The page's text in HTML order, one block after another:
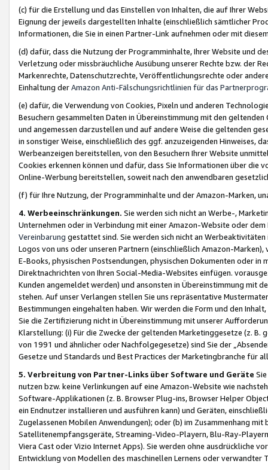
(c) für die Erstellung und das Einstellen von Inhalten, die auf Ihrer
Eignung der jeweils dargestellten Inhalte (einschließlich sämtlicher
Informationen, die Sie in einen Partner-Link aufnehmen oder mit
(d) dafür, dass die Nutzung der Programminhalte, Ihrer Website und
Verletzung oder missbräuchliche Ausübung unserer Rechte bzw. der
Markenrechte, Datenschutzrechte, Veröffentlichungsrechte oder
Einhaltung derAmazon Anti-Fälschungsrichtlinien für das
(e) dafür, die Verwendung von Cookies, Pixeln und anderen
Besuchern gesammelten Daten in Übereinstimmung mit den
und angemessen darzustellen und auf andere Weise die geltenden
in sonstiger Weise, einschließlich des ggf. anzuzeigenden Hinweises,
Werbeanzeigen bereitstellen, von den Besuchern Ihrer Website
Cookies erkennen können und dafür, dass Sie Informationen über die
Online-Werbung bereitstellen, soweit nach den anwendbaren
(f) für Ihre Nutzung, der Programminhalte und der Amazon-Marken,
4. Werbeeinschränkungen. Sie werden sich nicht an Werbe-,
Unternehmen oder in Verbindung mit einer Amazon-Website oder
Vereinbarung gestattet sind. Sie werden sich nicht an
Logos von uns oder unseren Partnern (einschließlich Amazon-
E-Books, physischen Postsendungen, physischen Dokumenten oder in
Direktnachrichten von Ihren Social-Media-Websites einfügen.
Kunden angemeldet werden) und ansonsten in Übereinstimmung mit
stehen. Auf unser Verlangen stellen Sie uns repräsentative
Bestimmungen eingehalten haben. Wir werden die Form und den
Sie die Zertifizierung nicht in Übereinstimmung mit unserer
Klarstellung: (i) Für die Zwecke der geltenden Marketinggesetze (z. B.
von 1991 und ähnlicher oder Nachfolgegesetze) sind Sie der
Gesetze und Standards und Best Practices der Marketingbranche für
5. Verbreitung von Partner-Links über Software und Geräte
nutzen bzw. keine Verlinkungen auf eine Amazon-Website wie
Software-Applikationen (z. B. Browser Plug-ins, Browser Helper
ein Endnutzer installieren und ausführen kann) und Geräten,
Zugelassenen Mobilen Anwendungen); oder (b) im Zusammenhang
Satellitenempfangsgeräte, Streaming-Video-Playern, Blu-Ray-
Viera Cast oder Vizio Internet Apps). Sie werden ohne ausdrückliche
Entwicklung von Modellen des maschinellen Lernens oder